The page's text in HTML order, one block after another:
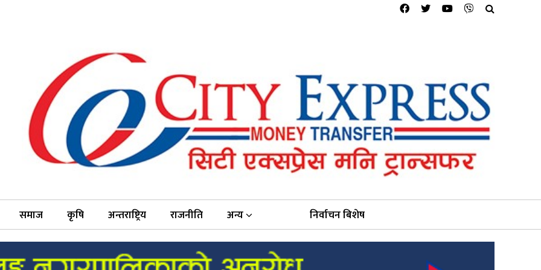
समाज कृषि अन्तराष्ट्रिय राजनीति अन्य निर्वाचन बिशेष